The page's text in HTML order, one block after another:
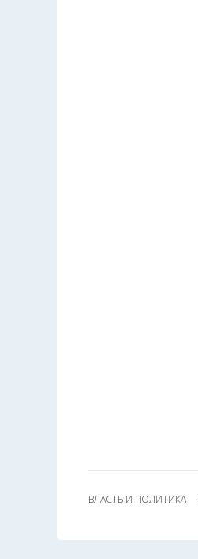
ВЛАСТЬ И ПОЛИТИКА